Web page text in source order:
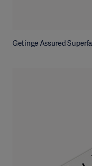
Getinge Assured